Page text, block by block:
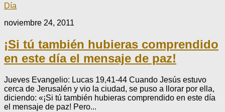
Día
noviembre 24, 2011
¡Si tú también hubieras comprendido
en este día el mensaje de paz!
Jueves Evangelio: Lucas 19,41-44 Cuando Jesús estuvo
cerca de Jerusalén y vio la ciudad, se puso a llorar por ella,
diciendo: «¡Si tú también hubieras comprendido en este día
el mensaje de paz! Pero...